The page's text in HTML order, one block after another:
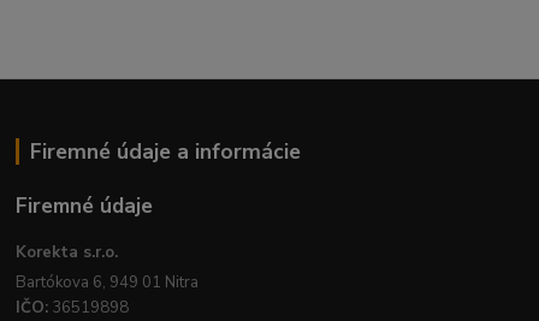
Firemné údaje a informácie
Firemné údaje
Korekta s.r.o.
Bartókova 6, 949 01 Nitra
IČO: 36519898